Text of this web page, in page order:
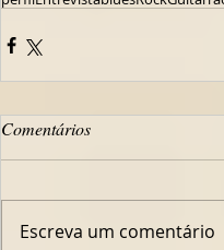
Comentários
Escreva um comentário